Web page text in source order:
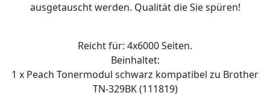
ausgetauscht werden. Qualität die Sie spüren!
Reicht für: 4x6000 Seiten.
Beinhaltet:
1 x Peach Tonermodul schwarz kompatibel zu Brother
TN-329BK (111819)